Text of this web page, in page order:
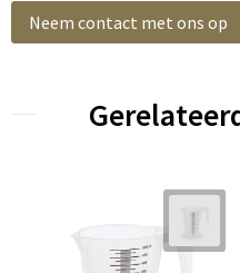
Neem contact met ons op